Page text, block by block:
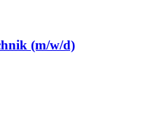
(m/w/d)